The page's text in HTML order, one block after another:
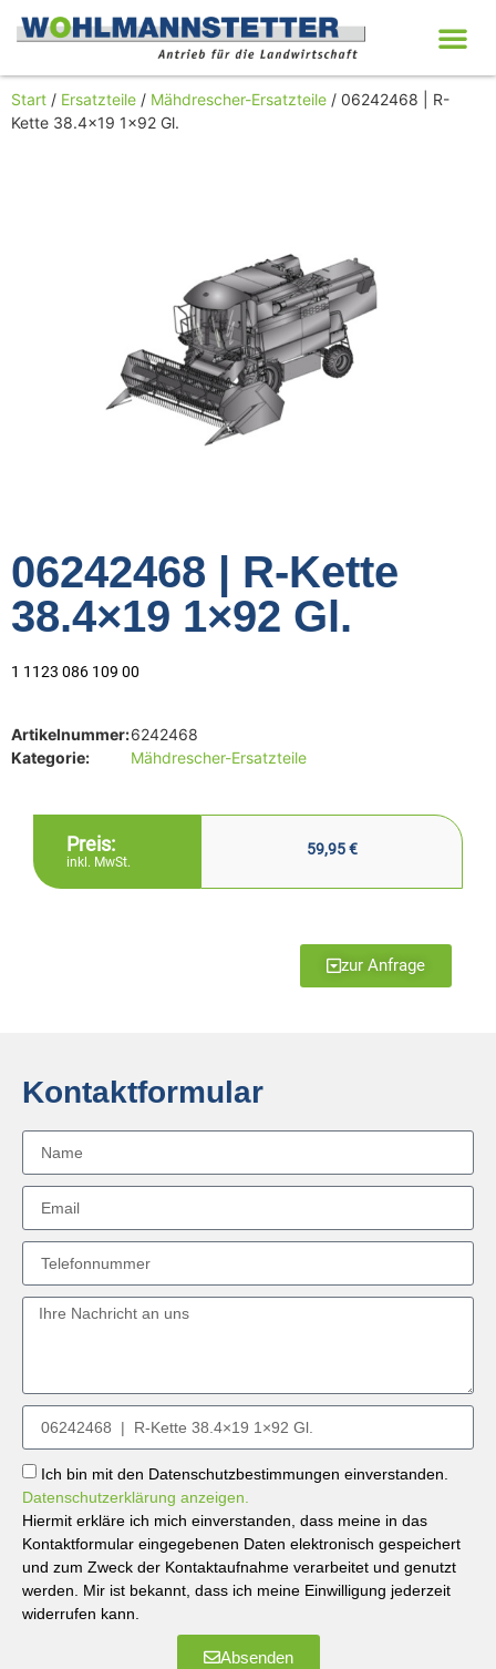
Start / Ersatzteile / Mähdrescher-Ersatzteile / 06242468 | R-
Kette 38.4×19 1×92 Gl.
06242468 | R-Kette
38.4×19 1×92 Gl.
1 1123 086 109 00
Artikelnummer:6242468
Kategorie:
Mähdrescher-Ersatzteile
Preis:
inkl. MwSt.
59,95€
zur Anfrage
Kontaktformular
Ich bin mit den Datenschutzbestimmungen einverstanden.
Datenschutzerklärung anzeigen.
Hiermit erkläre ich mich einverstanden, dass meine in das
Kontaktformular eingegebenen Daten elektronisch gespeichert
und zum Zweck der Kontaktaufnahme verarbeitet und genutzt
werden. Mir ist bekannt, dass ich meine Einwilligung jederzeit
widerrufen kann.
Absenden